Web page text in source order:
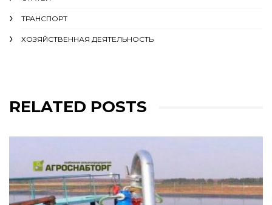
ТРАНСПОРТ
ХОЗЯЙСТВЕННАЯ ДЕЯТЕЛЬНОСТЬ
RELATED POSTS